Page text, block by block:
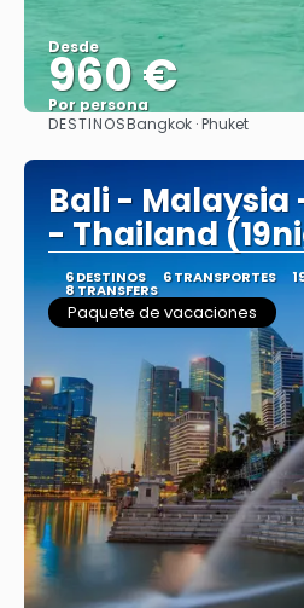
Desde
960 €
Por persona
DESTINOSBangkok · Phuket
Bali - Malaysia
- Thailand
6 DESTINOS 6 TRANSPORTES
8 TRANSFERS
Paquete de vacaciones